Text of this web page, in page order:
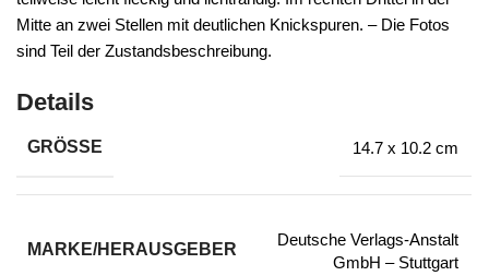
Mitte an zwei Stellen mit deutlichen Knickspuren. – Die Fotos
sind Teil der Zustandsbeschreibung.
Details
GRÖSSE 14.7 x 10.2 cm
MARKE/HERAUSGEBER
Deutsche Verlags-Anstalt
GmbH – Stuttgart